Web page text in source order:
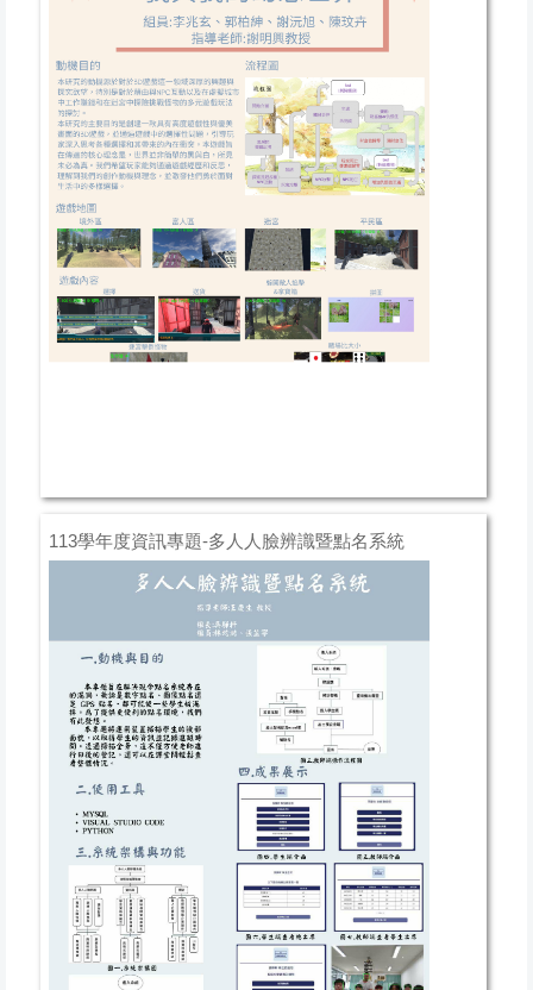
113學年度資訊專題-多人人臉辨識暨點名系統